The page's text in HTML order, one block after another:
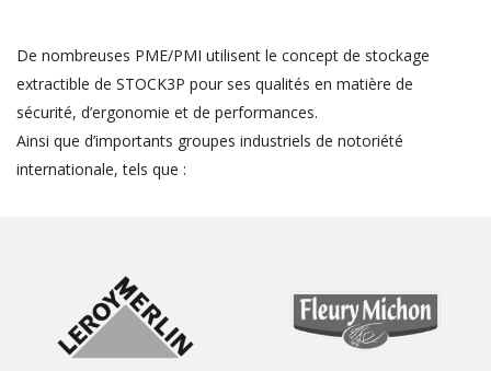
De nombreuses PME/PMI utilisent le concept de stockage
extractible de STOCK3P pour ses qualités en matière de
sécurité, d’ergonomie et de performances.
Ainsi que d’importants groupes industriels de notoriété
internationale, tels que :